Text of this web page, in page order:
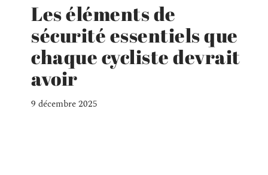
Les éléments de
sécurité essentiels que
chaque cycliste devrait
avoir
9 décembre 2025